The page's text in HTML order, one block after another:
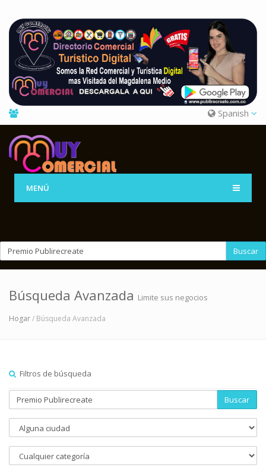
Spanish
MENÚ
Buscar
Búsqueda Avanzada Limite sus negocios
Hogar/ Búsqueda Avanzada
Filtros de búsqueda
Buscar